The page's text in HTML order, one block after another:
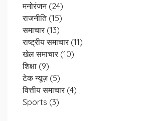
मनोरंजन (24)
राजनीति (15)
समाचार (13)
राष्ट्रीय समाचार (11)
खेल समाचार (10)
शिक्षा (9)
टेक न्यूज़ (5)
वित्तीय समाचार (4)
Sports (3)